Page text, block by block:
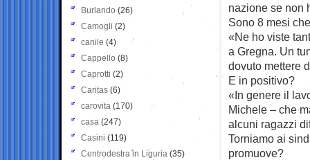
nazione se non
Sono 8 mesi
«Ne ho viste
a Gregna. Un
dovuto mettere
E in positivo?
«In genere il
Michele – che
alcuni ragazzi
Torniamo ai
promuove?
Burlando (26)
Camogli (2)
canile (4)
Cappello (8)
Caprotti (2)
Caritas (6)
carovita (170)
casa (247)
Casini (119)
Centrodestra in Liguria (35)